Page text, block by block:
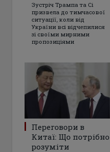
Зустріч Трампа та Сі
призвела до тимчасової
ситуації, коли від
України всі відчепилися
зі своїми мирними
пропозиціями
Переговори в
Китаї: Що потрібно
розуміти